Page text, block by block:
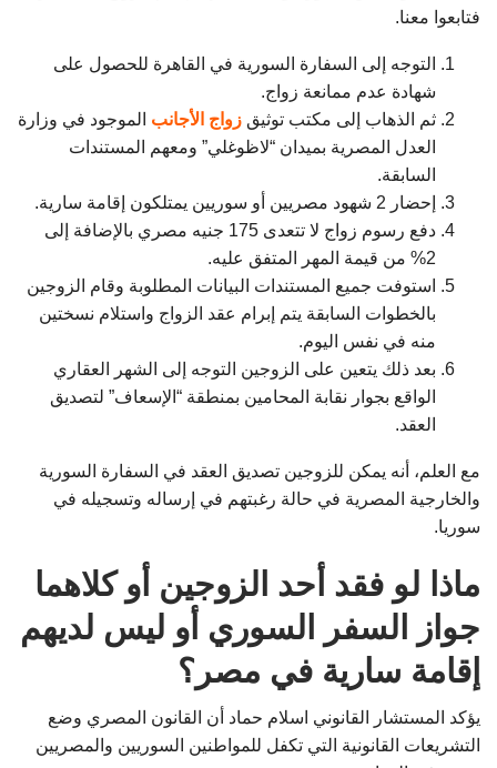
فتابعوا معنا.
التوجه إلى السفارة السورية في القاهرة للحصول على
شهادة عدم ممانعة زواج.
ثم الذهاب إلى مكتب توثيق زواج الأجانب الموجود في وزارة
العدل المصرية بميدان “لاظوغلي” ومعهم المستندات
السابقة.
إحضار 2 شهود مصريين أو سوريين يمتلكون إقامة سارية.
دفع رسوم زواج لا تتعدى 175 جنيه مصري بالإضافة إلى
2% من قيمة المهر المتفق عليه.
استوفت جميع المستندات البيانات المطلوبة وقام الزوجين
بالخطوات السابقة يتم إبرام عقد الزواج واستلام نسختين
منه في نفس اليوم.
بعد ذلك يتعين على الزوجين التوجه إلى الشهر العقاري
الواقع بجوار نقابة المحامين بمنطقة “الإسعاف” لتصديق
العقد.
مع العلم، أنه يمكن للزوجين تصديق العقد في السفارة السورية
والخارجية المصرية في حالة رغبتهم في إرساله وتسجيله في
سوريا.
ماذا لو فقد أحد الزوجين أو كلاهما
جواز السفر السوري أو ليس لديهم
إقامة سارية في مصر؟
يؤكد المستشار القانوني اسلام حماد أن القانون المصري وضع
التشريعات القانونية التي تكفل للمواطنين السوريين والمصريين